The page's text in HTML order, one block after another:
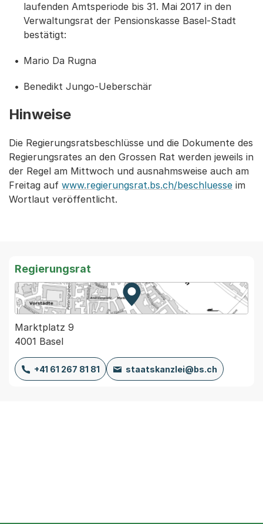
laufenden Amtsperiode bis 31. Mai 2017 in den
Verwaltungsrat der Pensionskasse Basel-Stadt
bestätigt:
Mario Da Rugna
Benedikt Jungo-Ueberschär
Hinweise
Die Regierungsratsbeschlüsse und die Dokumente des
Regierungsrates an den Grossen Rat werden jeweils in
der Regel am Mittwoch und ausnahmsweise auch am
Freitag auf www.regierungsrat.bs.ch/beschluesse im
Wortlaut veröffentlicht.
Regierungsrat
Zur Karte von MapBS.
Externer Link, wird in einem
Marktplatz 9
4001 Basel
+41 61 267 81 81 staatskanzlei@bs.ch